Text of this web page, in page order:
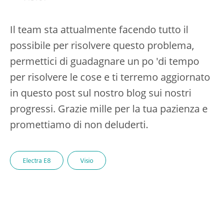
Il team sta attualmente facendo tutto il
possibile per risolvere questo problema,
permettici di guadagnare un po 'di tempo
per risolvere le cose e ti terremo aggiornato
in questo post sul nostro blog sui nostri
progressi. Grazie mille per la tua pazienza e
promettiamo di non deluderti.
Electra E8 Visio